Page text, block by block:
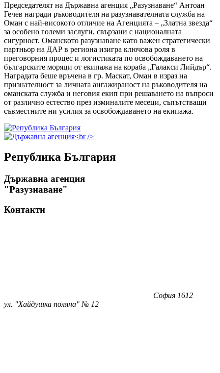
Председателят на Държавна агенция „Разузнаване“ Антоан
Гечев награди ръководителя на разузнавателната служба на
Оман с най-високото отличие на Агенцията – „Златна звезда“
за особено големи заслуги, свързани с националната
сигурност. Оманското разузнаване като важен стратегически
партньор на ДАР в региона изигра ключова роля в
преговорния процес и логистиката по освобождаването на
българските моряци от екипажа на кораба „Галакси Лийдър“.
Наградата беше връчена в гр. Маскат, Оман в израз на
признателност за личната ангажираност на ръководителя на
оманската служба и неговия екип при решаването на въпроси
от различно естество през изминалите месеци, съпътстващи
съвместните ни усилия за освобождаването на екипажа.
Република България
Държавна агенция
"Разузнаване"
Контакти
София 1612
ул. "Хайдушка поляна" № 12